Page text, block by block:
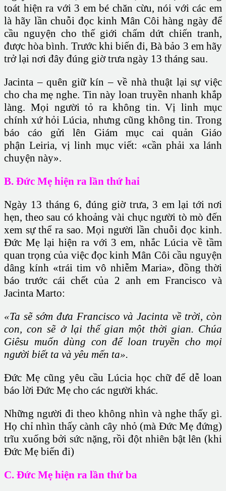
toát hiện ra với 3 em bé chăn cừu, nói với các em
là hãy lần chuỗi đọc kinh Mân Côi hàng ngày để
cầu nguyện cho thế giới chấm dứt chiến tranh,
được hòa bình. Trước khi biến đi, Bà bảo 3 em hãy
trở lại nơi đây đúng giờ trưa ngày 13 tháng sau.
Jacinta – quên giữ kín – về nhà thuật lại sự việc
cho cha mẹ nghe. Tin này loan truyền nhanh khắp
làng. Mọi người tỏ ra không tin. Vị linh mục
chính xứ hỏi Lúcia, nhưng cũng không tin. Trong
báo cáo gửi lên Giám mụccai quản Giáo
phận Leiria, vị linh mục viết: «cần phải xa lánh
chuyện này».
B. Đức Mẹ hiện ra lần thứ hai
Ngày 13 tháng 6, đúng giờ trưa, 3 em lại tới nơi
hẹn, theo sau có khoảng vài chục người tò mò đến
xem sự thể ra sao. Mọi người lần chuỗi đọc kinh.
Đức Mẹ lại hiện ra với 3 em, nhắc Lúcia về tầm
quan trọng của việc đọc kinh Mân Côi cầu nguyện
dâng kính «trái tim vô nhiễm Maria», đồng thời
báo trước cái chết của 2 anh em Francisco và
Jacinta Marto:
«Ta sẽ sớm đưa Francisco và Jacinta về trời, còn
con, con sẽ ở lại thế gian một thời gian. Chúa
Giêsu muốn dùng con để loan truyền cho mọi
người biết ta và yêu mến ta».
Đức Mẹ cũng yêu cầu Lúcia học chữ để dễ loan
báo lời Đức Mẹ cho các người khác.
Những người đi theo không nhìn và nghe thấy gì.
Họ chỉ nhìn thấy cành cây nhỏ (mà Đức Mẹ đứng)
trĩu xuống bởi sức nặng, rồi đột nhiên bật lên (khi
Đức Mẹ biến đi)
C. Đức Mẹ hiện ra lần thứ ba